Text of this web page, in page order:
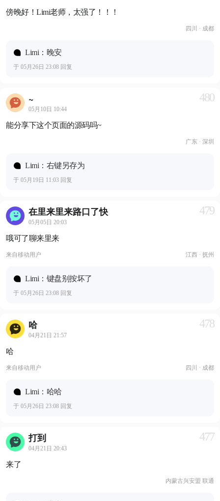
傍晚好！Limi老师，太强了！！！
四川 · 成都
Limi：晚安
于 05月26日 23:08 回复
~
05月10日 10:44
480
能分享下这个页面的源码吗~
广东 · 深圳
Limi：右键另存为
于 05月19日 11:03 回复
在里来里来路口了快
05月05日 20:03
479
哦可了聊来里来
来自移动用户 江西 · 抚州
Limi：键盘别按坏了
于 05月26日 23:08 回复
哈
04月21日 21:57
478
哈
来自移动用户 四川 · 成都
Limi：哈哈
于 05月26日 23:08 回复
打到
04月21日 20:43
477
来了
内蒙古兴安盟 联通